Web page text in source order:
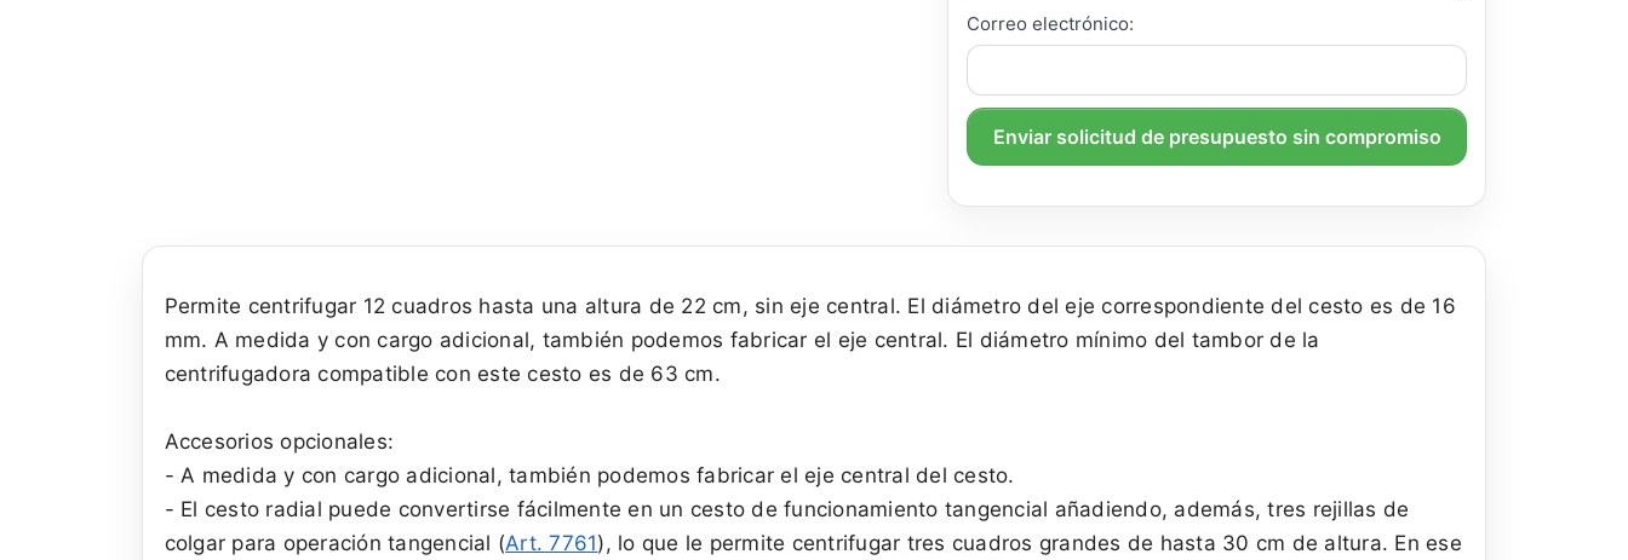
Correo electrónico:
Enviar solicitud de presupuesto sin compromiso
Permite centrifugar 12 cuadros hasta una altura de 22 cm, sin eje central. El diámetro del eje correspondiente del cesto es de 16
mm. A medida y con cargo adicional, también podemos fabricar el eje central. El diámetro mínimo del tambor de la
centrifugadora compatible con este cesto es de 63 cm.
Accesorios opcionales:
- A medida y con cargo adicional, también podemos fabricar el eje central del cesto.
- El cesto radial puede convertirse fácilmente en un cesto de funcionamiento tangencial añadiendo, además, tres rejillas de
colgar para operación tangencial (Art. 7761), lo que le permite centrifugar tres cuadros grandes de hasta 30 cm de altura. En ese